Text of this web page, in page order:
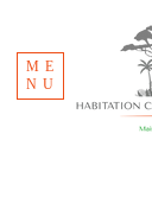
ME
NU